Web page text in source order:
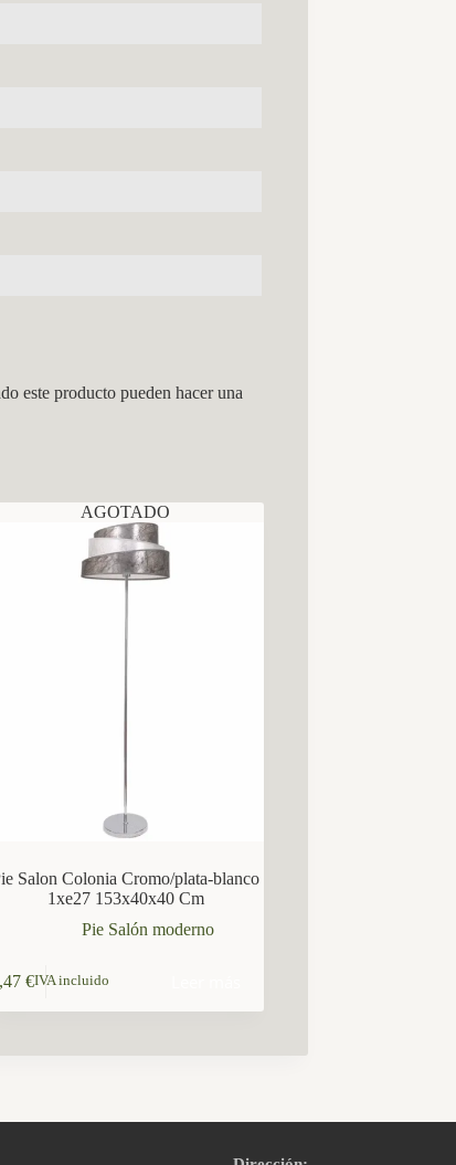
este producto pueden hacer una
AGOTADO
Salon Colonia Cromo/plata-blanco
1xe27 153x40x40 Cm
Pie Salón moderno
€IVA incluido